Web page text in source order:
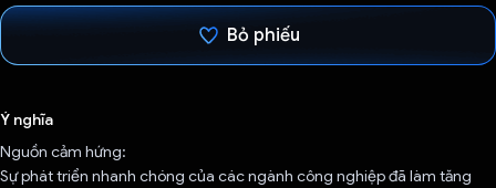
Bỏ phiếu
Ý nghĩa
Nguồn cảm hứng:
Sự phát triển nhanh chóng của các ngành công nghiệp đã làm tăng